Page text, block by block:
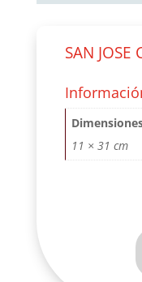
SAN JOSE
11 × 31 cm